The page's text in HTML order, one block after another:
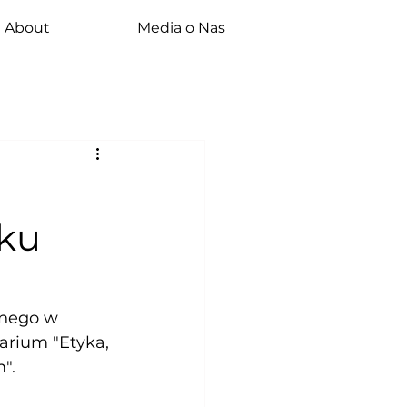
About Media o Nas
w
"Etyka,